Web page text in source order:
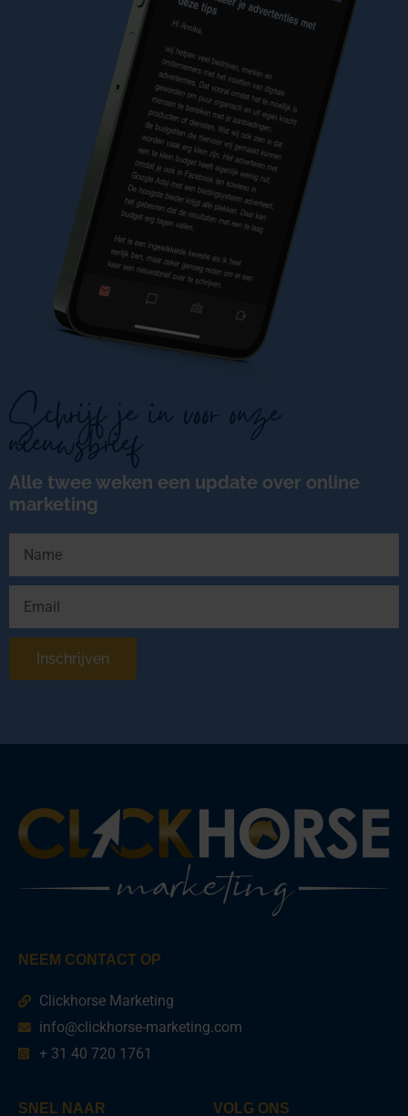
Schrijf je in voor onze
nieuwsbrief
Alle twee weken een update over online
marketing
Inschrijven
NEEM CONTACT OP
Clickhorse Marketing
info@clickhorse-marketing.com
+ 31 40 720 1761
SNEL NAAR VOLG ONS